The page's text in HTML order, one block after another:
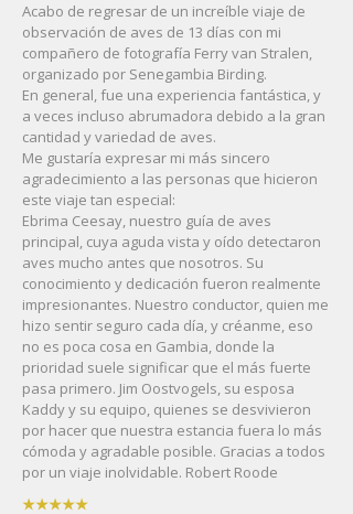
Acabo de regresar de un increíble viaje de
observación de aves de 13 días con mi
compañero de fotografía Ferry van Stralen,
organizado por Senegambia Birding.
En general, fue una experiencia fantástica, y
a veces incluso abrumadora debido a la gran
cantidad y variedad de aves.
Me gustaría expresar mi más sincero
agradecimiento a las personas que hicieron
este viaje tan especial:
Ebrima Ceesay, nuestro guía de aves
principal, cuya aguda vista y oído detectaron
aves mucho antes que nosotros. Su
conocimiento y dedicación fueron realmente
impresionantes. Nuestro conductor, quien me
hizo sentir seguro cada día, y créanme, eso
no es poca cosa en Gambia, donde la
prioridad suele significar que el más fuerte
pasa primero. Jim Oostvogels, su esposa
Kaddy y su equipo, quienes se desvivieron
por hacer que nuestra estancia fuera lo más
cómoda y agradable posible. Gracias a todos
por un viaje inolvidable. Robert Roode
★★★★★